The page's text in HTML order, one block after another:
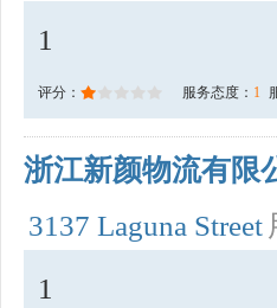
1
评分： 服务态度： 1
浙江新颜物流有限
3137 Laguna Street
1